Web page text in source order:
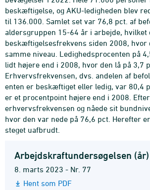
beskæftigelse, og AKU-ledigheden blev
til 136.000. Samlet set var 76,8 pct. af
aldersgruppen 15-64 år i arbejde, hvilket
beskæftigelsesfrekvens siden 2008, hvor
samme niveau. Ledighedsprocenten på
lidt højere end i 2008, hvor den lå på 3,7
Erhvervsfrekvensen, dvs. andelen af
enten er beskæftiget eller ledig, var 80,4
er et procentpoint højere end i 2008.
erhvervsfrekvensen og nåede sit
hvor den var nede på 76,6 pct. Herefter
steget uafbrudt.
Arbejdskraftundersøgelsen
8. marts 2023 - Nr. 77
Hent som PDF